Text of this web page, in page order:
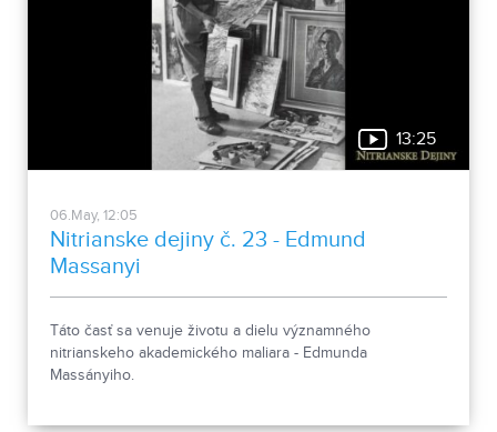
13:25
06.May, 12:05
Nitrianske dejiny č. 23 - Edmund
Massanyi
Táto časť sa venuje životu a dielu významného
nitrianskeho akademického maliara - Edmunda
Massányiho.